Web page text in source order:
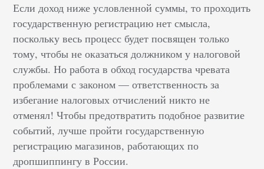
Если доход ниже условленной суммы, то проходить
государственную регистрацию нет смысла,
поскольку весь процесс будет посвящен только
тому, чтобы не оказаться должником у налоговой
службы. Но работа в обход государства чревата
проблемами с законом — ответственность за
избегание налоговых отчислений никто не
отменял! Чтобы предотвратить подобное развитие
событий, лучше пройти государственную
регистрацию магазинов, работающих по
дропшиппингу в России.